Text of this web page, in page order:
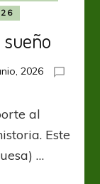
para
dar
el
golpe
en
2026
sueño
2026
al
Este
…